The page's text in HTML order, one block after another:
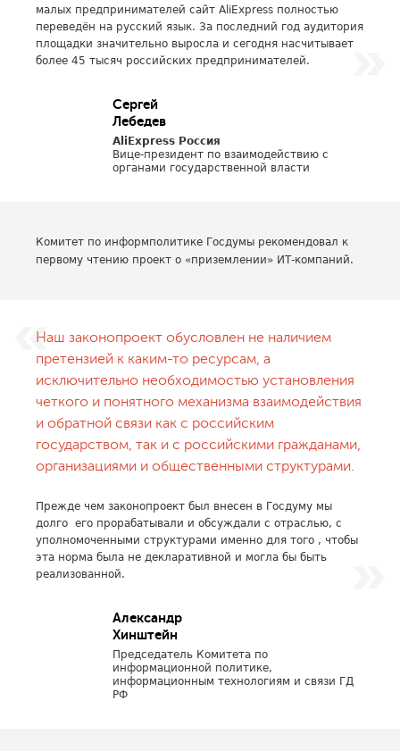
малых предпринимателей сайт AliExpress полностью
переведён на русский язык. За последний год аудитория
площадки значительно выросла и сегодня насчитывает
более 45 тысяч российских предпринимателей.
Сергей
Лебедев
AliExpress Россия
Вице-президент по взаимодействию с
органами государственной власти
Комитет по информполитике Госдумы рекомендовал к
первому чтению проект о «приземлении» ИТ-компаний.
Наш законопроект обусловлен не наличием
претензией к каким-то ресурсам, а
исключительно необходимостью установления
четкого и понятного механизма взаимодействия
и обратной связи как с российским
государством, так и с российскими гражданами,
организациями и общественными структурами.
Прежде чем законопроект был внесен в Госдуму мы
долго его прорабатывали и обсуждали с отраслью, с
уполномоченными структурами именно для того , чтобы
эта норма была не декларативной и могла бы быть
реализованной.
Александр
Хинштейн
Председатель Комитета по
информационной политике,
информационным технологиям и связи ГД
РФ